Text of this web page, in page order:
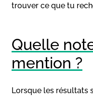
trouver ce que tu
Quelle
mention ?
Lorsque les résultats